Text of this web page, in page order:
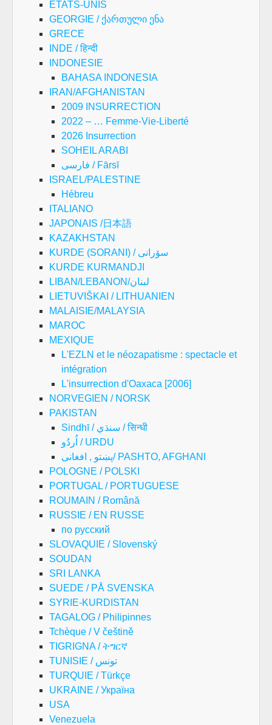
ETATS-UNIS
GEORGIE / ქართული ენა
GRECE
INDE / हिन्दी
INDONESIE
BAHASA INDONESIA
IRAN/AFGHANISTAN
2009 INSURRECTION
2022 – … Femme-Vie-Liberté
2026 Insurrection
SOHEIL ARABI
فارسی / Fārsī
ISRAEL/PALESTINE
Hébreu
ITALIANO
JAPONAIS /日本語
KAZAKHSTAN
KURDE (SORANI) / سۆرانی
KURDE KURMANDJI
LIBAN/LEBANON/لبنان
LIETUVIŠKAI / LITHUANIEN
MALAISIE/MALAYSIA
MAROC
MEXIQUE
L'EZLN et le néozapatisme : spectacle et
intégration
L'insurrection d'Oaxaca [2006]
NORVEGIEN / NORSK
PAKISTAN
Sindhī / سنڌي / सिन्धी
اُردُو / URDU
پښتو , افغانی/ PASHTO, AFGHANI
POLOGNE / POLSKI
PORTUGAL / PORTUGUESE
ROUMAIN / Română
RUSSIE / EN RUSSE
по русский
SLOVAQUIE / Slovenský
SOUDAN
SRI LANKA
SUEDE / PÅ SVENSKA
SYRIE-KURDISTAN
TAGALOG / Philipinnes
Tchèque / V češtině
TIGRIGNA / ትግርኛ
TUNISIE / تونس
TURQUIE / Türkçe
UKRAINE / Україна
USA
Venezuela